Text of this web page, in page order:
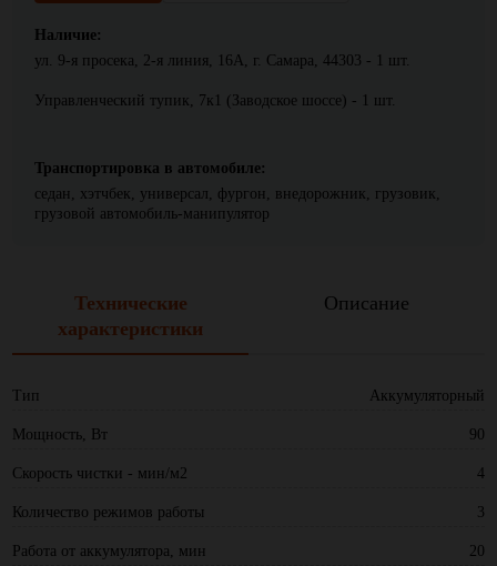
Наличие:
ул. 9-я просека, 2-я линия, 16А, г. Самара, 44303 - 1 шт.
Управленческий тупик, 7к1 (Заводское шоссе) - 1 шт.
Транспортировка в автомобиле:
седан, хэтчбек, универсал, фургон, внедорожник, грузовик,
грузовой автомобиль-манипулятор
Технические
характеристики
Описание
Тип Аккумуляторный
Мощность, Вт 90
Скорость чистки - мин/м2 4
Количество режимов работы 3
Работа от аккумулятора, мин 20